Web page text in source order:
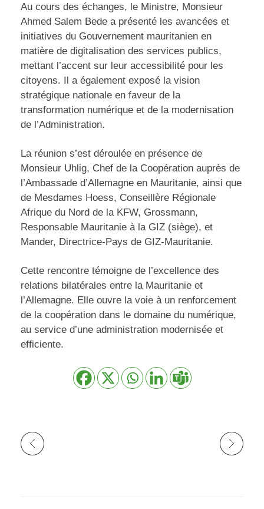
Au cours des échanges, le Ministre, Monsieur
Ahmed Salem Bede a présenté les avancées et
initiatives du Gouvernement mauritanien en
matière de digitalisation des services publics,
mettant l’accent sur leur accessibilité pour les
citoyens. Il a également exposé la vision
stratégique nationale en faveur de la
transformation numérique et de la modernisation
de l’Administration.
La réunion s’est déroulée en présence de
Monsieur Uhlig, Chef de la Coopération auprès de
l’Ambassade d’Allemagne en Mauritanie, ainsi que
de Mesdames Hoess, Conseillère Régionale
Afrique du Nord de la KFW, Grossmann,
Responsable Mauritanie à la GIZ (siège), et
Mander, Directrice-Pays de GIZ-Mauritanie.
Cette rencontre témoigne de l’excellence des
relations bilatérales entre la Mauritanie et
l’Allemagne. Elle ouvre la voie à un renforcement
de la coopération dans le domaine du numérique,
au service d’une administration modernisée et
efficiente.